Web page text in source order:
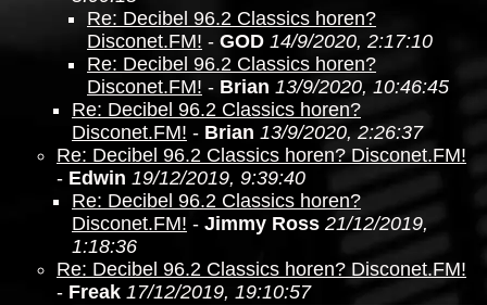
Re: Decibel 96.2 Classics horen?
Disconet.FM! - GOD 14/9/2020, 2:17:10
Re: Decibel 96.2 Classics horen?
Disconet.FM! - Brian 13/9/2020, 10:46:45
Re: Decibel 96.2 Classics horen?
Disconet.FM! - Brian 13/9/2020, 2:26:37
Re: Decibel 96.2 Classics horen? Disconet.FM!
- Edwin 19/12/2019, 9:39:40
Re: Decibel 96.2 Classics horen?
Disconet.FM! - Jimmy Ross 21/12/2019,
1:18:36
Re: Decibel 96.2 Classics horen? Disconet.FM!
- Freak 17/12/2019, 19:10:57